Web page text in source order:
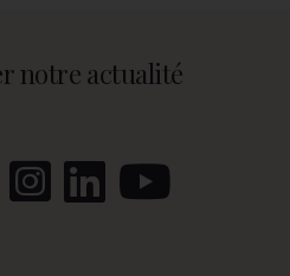
notre actualité